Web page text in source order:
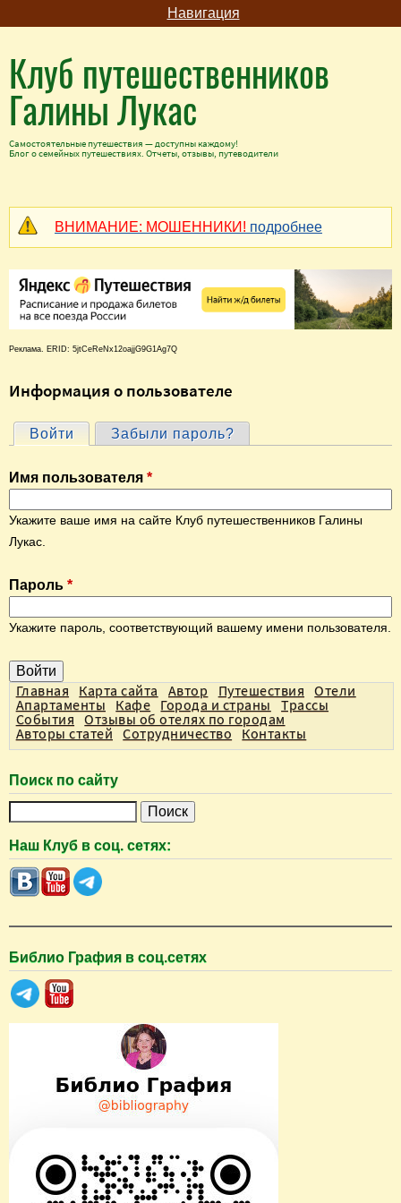
Навигация
Клуб путешественников
Галины Лукас
Самостоятельные путешествия — доступны каждому!
Блог о семейных путешествиях. Отчеты, отзывы, путеводители
ВНИМАНИЕ: МОШЕННИКИ! подробнее
Реклама. ERID: 5jtCeReNx12oajjG9G1Ag7Q
Информация о пользователе
Г
л
а
в
н
е
в
л
а
д
к
и
Войти (активная вкладка)
Забыли пароль?
Имя пользователя *
Укажите ваше имя на сайте Клуб путешественников Галины
Лукас.
Пароль *
Укажите пароль, соответствующий вашему имени пользователя.
Главная Карта сайта Автор Путешествия
Отели
Апартаменты
Кафе Города и страны
Трассы
События
Отзывы об отелях по городам
Авторы статей
Сотрудничество Контакты
Поиск по сайту
и
с
к
Наш Клуб в соц. сетях:
Библио Графия в соц.сетях